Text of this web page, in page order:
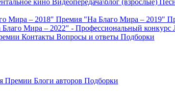
кино Видеопередача\блог (взрослые)
Мира – 2018" Премия "На Благо Мира – 2019"
Мира – 2022" - Профессиональный конкурс
Контакты Вопросы и ответы Подборки
Премии Блоги авторов Подборки